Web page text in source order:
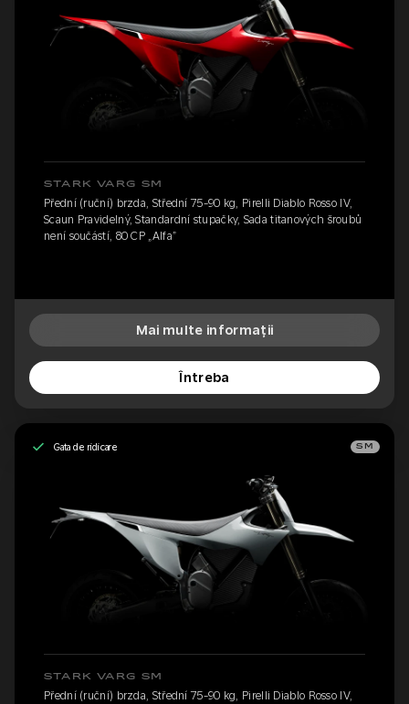
STARK VARG SM
Přední (ruční) brzda, Střední 75-90 kg, Pirelli Diablo Rosso IV,
Scaun Pravidelný, Standardní stupačky, Sada titanových šroubů
není součástí, 80 CP „Alfa”
Mai multe informații
Întreba
Gata de ridicare SM
STARK VARG SM
Přední (ruční) brzda, Střední 75-90 kg, Pirelli Diablo Rosso IV,